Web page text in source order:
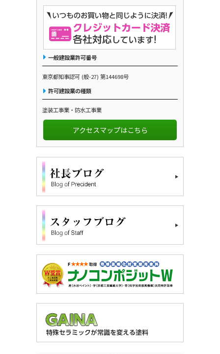
一般建設業許可番号
東京都知事認可 (般-27) 第144698号
許可建設業の種類
塗装工事業・防水工事業
アクセスマップはこちら